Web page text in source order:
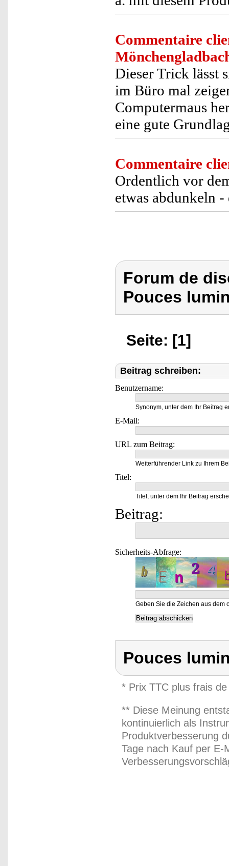
Commentaire
Dieser Trick lässt
im Büro mal
Computermaus
eine gute
Commentaire
Ordentlich vor
etwas abdunkeln
Forum de
Pouces
Seite: [1]
Beitrag schreiben:
Benutzername:
Synonym, unter dem Ihr Beitrag
E-Mail:
URL zum Beitrag:
Weiterführender Link zu Ihrem
Titel:
Titel, unter dem Ihr Beitrag
Beitrag:
Sicherheits-Abfrage:
Geben Sie die Zeichen aus dem
Pouces
* Prix TTC plus frais
** Diese Meinung
kontinuierlich als
Produktverbesserung
Tage nach Kauf per E-